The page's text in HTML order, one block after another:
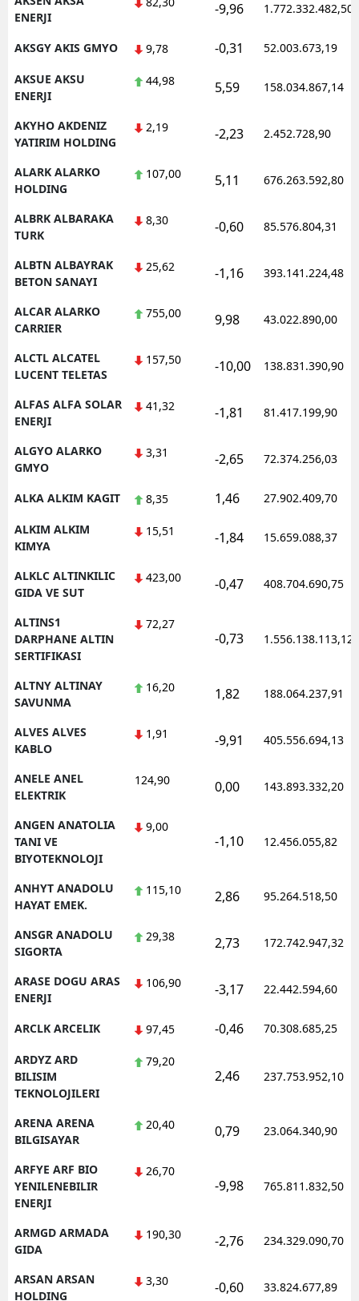
Sinop
Sivas
Trabzon
Uşak
Zonguldak
Aksaray
Batman
Yalova
Karabük
Osmaniye
ENERJI
-9,96 1.772.332.482,50
AKSGY AKIS GMYO 9,78 -0,31 52.003.673,19
AKSUE AKSU
ENERJI
44,98 5,59 158.034.867,14
AKYHO AKDENIZ
YATIRIM HOLDING
2,19 -2,23 2.452.728,90
ALARK ALARKO
HOLDING
107,00 5,11 676.263.592,80
ALBRK ALBARAKA
TURK
8,30 -0,60 85.576.804,31
ALBTN ALBAYRAK
BETON SANAYI
25,62 -1,16 393.141.224,48
ALCAR ALARKO
CARRIER
755,00 9,98 43.022.890,00
ALCTL ALCATEL
LUCENT TELETAS
157,50 -10,00 138.831.390,90
ALFAS ALFA SOLAR
ENERJI
41,32 -1,81 81.417.199,90
ALGYO ALARKO
GMYO
3,31 -2,65 72.374.256,03
ALKA ALKIM KAGIT 8,35 1,46 27.902.409,70
ALKIM ALKIM
KIMYA
15,51 -1,84 15.659.088,37
ALKLC ALTINKILIC
GIDA VE SUT
423,00 -0,47 408.704.690,75
ALTINS1
DARPHANE ALTIN
SERTIFIKASI
72,27
-0,73 1.556.138.113,12
ALTNY ALTINAY
SAVUNMA
16,20 1,82 188.064.237,91
ALVES ALVES
KABLO
1,91 -9,91 405.556.694,13
ANELE ANEL
ELEKTRIK
124,90 0,00 143.893.332,20
ANGEN ANATOLIA
TANI VE
BIYOTEKNOLOJI
9,00
-1,10 12.456.055,82
ANHYT ANADOLU
HAYAT EMEK.
115,10 2,86 95.264.518,50
ANSGR ANADOLU
SIGORTA
29,38 2,73 172.742.947,32
ARASE DOGU ARAS
ENERJI
106,90 -3,17 22.442.594,60
ARCLK ARCELIK 97,45 -0,46 70.308.685,25
ARDYZ ARD
BILISIM
TEKNOLOJILERI
79,20
2,46 237.753.952,10
ARENA ARENA
BILGISAYAR
20,40 0,79 23.064.340,90
ARFYE ARF BIO
YENILENEBILIR
ENERJI
26,70
-9,98 765.811.832,50
ARMGD ARMADA
GIDA
190,30 -2,76 234.329.090,70
ARSAN ARSAN
HOLDING
3,30 -0,60 33.824.677,89